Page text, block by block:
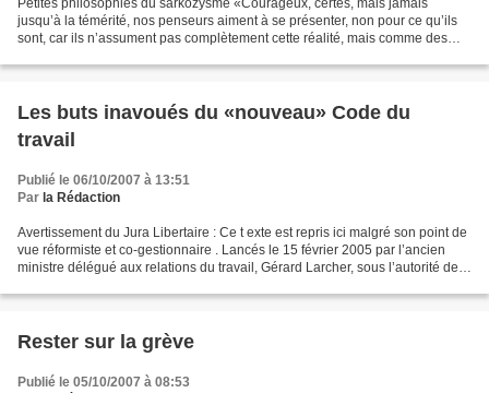
jusqu’à la témérité, nos penseurs aiment à se présenter, non pour ce qu’ils
sont, car ils n’assument pas complètement cette réalité, mais comme des
Les buts inavoués du «nouveau» Code du
travail
Publié le 06/10/2007 à 13:51
Par la Rédaction
Avertissement du Jura Libertaire : Ce t exte est repris ici malgré son point de
vue réformiste et co-gestionnaire . Lancés le 15 février 2005 par l’ancien
ministre délégué aux relations du travail, Gérard Larcher, sous l’autorité de
Rester sur la grève
Publié le 05/10/2007 à 08:53